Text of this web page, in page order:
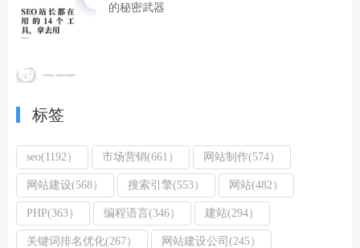
的秘密武器
标签
seo(1192） 市场营销(661） 网站制作(574）
网站建设(568） 搜索引擎(553） 网站(482）
PHP(363） 编程语言(346） 建站(294）
关键词排名优化(267） 网站建设公司(245）